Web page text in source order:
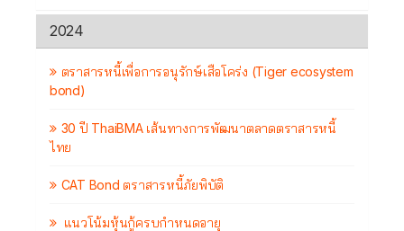
2024
ตราสารหนี้เพื่อการอนุรักษ์เสือโคร่ง (Tiger ecosystem
bond)
30 ปี ThaiBMA เส้นทางการพัฒนาตลาดตราสารหนี้
ไทย
CAT Bond ตราสารหนี้ภัยพิบัติ
แนวโน้มหุ้นกู้ครบกำหนดอายุ